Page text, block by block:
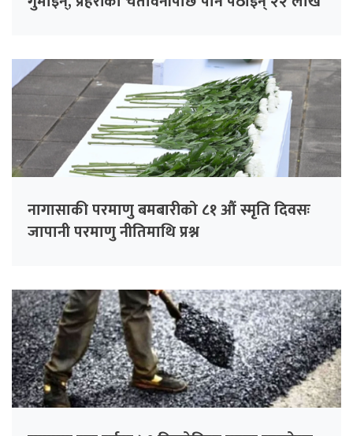
नागासाकी परमाणु बमबारीको ८१ औं स्मृति दिवसः
जापानी परमाणु नीतिमाथि प्रश्न